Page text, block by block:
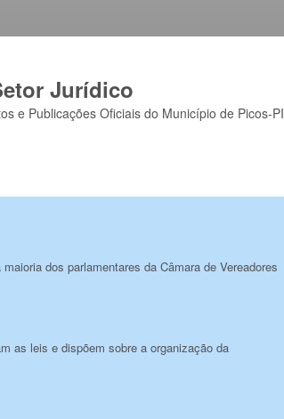
Jurídico
e Publicações Oficiais do Município de Picos-PI
dos parlamentares da Câmara de Vereadores
as leis e dispõem sobre a organização da